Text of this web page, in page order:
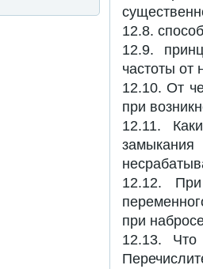
12.8.
12.9.
частоты от
12.10. От
при
12.11.
12.12.
при
12.13. Что